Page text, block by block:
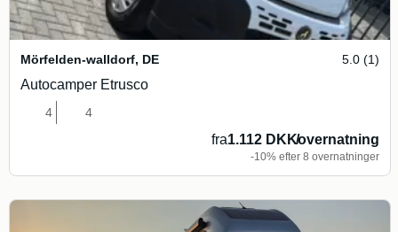
Mörfelden-walldorf, DE 5.0 (1)
Autocamper Etrusco
4 4
fra1.112 DKK/overnatning
-10% efter 8 overnatninger